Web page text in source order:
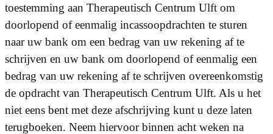
toestemming aan Therapeutisch Centrum Ulft om
doorlopend of eenmalig incassoopdrachten te sturen
naar uw bank om een bedrag van uw rekening af te
schrijven en uw bank om doorlopend of eenmalig een
bedrag van uw rekening af te schrijven overeenkomstig
de opdracht van Therapeutisch Centrum Ulft. Als u het
niet eens bent met deze afschrijving kunt u deze laten
terugboeken. Neem hiervoor binnen acht weken na